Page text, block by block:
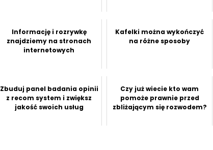
Informację i rozrywkę
znajdziemy na stronach
internetowych
Kafelki można wykończyć
na różne sposoby
Zbuduj panel badania opinii
z recom system i zwiększ
jakość swoich usług
Czy już wiecie kto wam
pomoże prawnie przed
zbliżającym się rozwodem?